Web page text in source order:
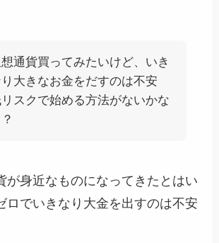
通貨買ってみたいけど、いき
大きなお金をだすのは不安
スクで始める方法がないかな
が身近なものになってきたとはい
ロでいきなり大金を出すのは不安